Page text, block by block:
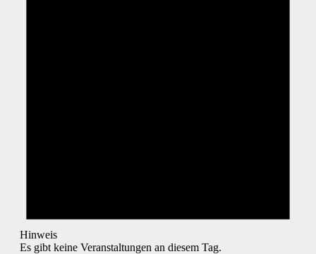
Hinweis
Es gibt keine Veranstaltungen an diesem Tag.